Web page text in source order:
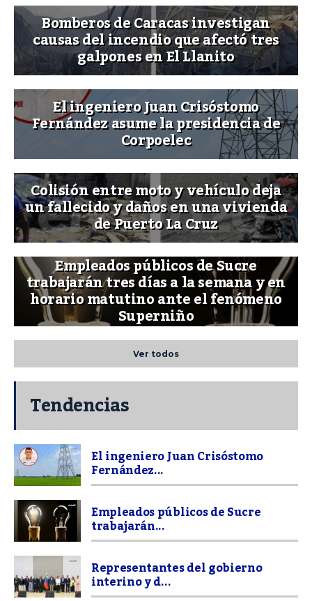
Bomberos de Caracas investigan
causas del incendio que afectó tres
galpones en El Llanito
El ingeniero Juan Crisóstomo
Fernández asume la presidencia de
Corpoelec
Colisión entre moto y vehículo deja
un fallecido y daños en una vivienda
de Puerto La Cruz
Empleados públicos de Sucre
trabajarán tres días a la semana y en
horario matutino ante el fenómeno
Superniño
Ver todos
Tendencias
El ingeniero Juan Crisóstomo
Fernández...
Empleados públicos de Sucre
trabajarán...
Representantes del gobierno
interino y d...